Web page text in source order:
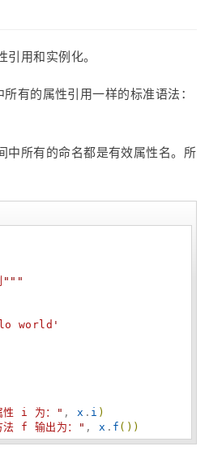
引用和实例化。
有的属性引用一样的标准语法：
中所有的命名都是有效属性名。所
"""
world '
性 i 为： " , x . i )
f 输出为： " , x . f ( ) )